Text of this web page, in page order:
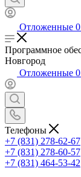
Отложенные 0
Программное
Новгород
Отложенные 0
Телефоны
+7 (831) 278-62-67
+7 (831) 278-60-57
+7 (831) 464-53-42